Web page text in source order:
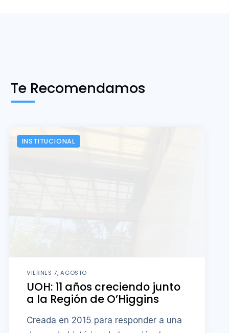
Te Recomendamos
INSTITUCIONAL
VIERNES 7, AGOSTO
UOH: 11 años creciendo junto
a la Región de O’Higgins
Creada en 2015 para responder a una